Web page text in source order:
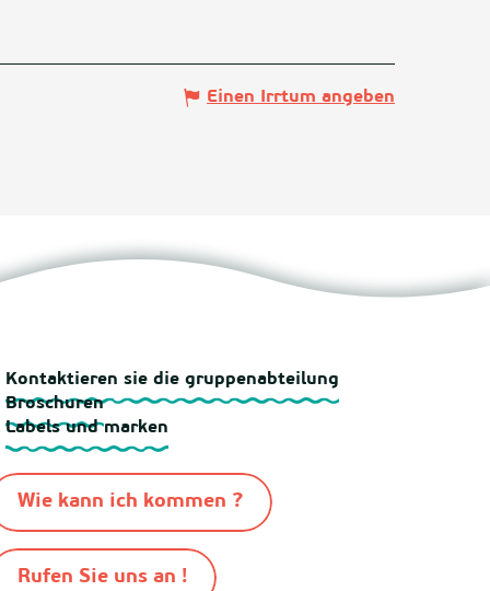
Einen Irrtum angeben
Kontaktieren sie die gruppenabteilung
Broschuren
Labels und marken
Wie kann ich kommen ?
Rufen Sie uns an !